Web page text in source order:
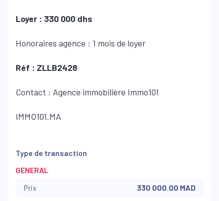
Loyer : 330 000 dhs
Honoraires agence : 1 mois de loyer
Réf : ZLLB2428
Contact : Agence immobilière Immo101
IMMO101.MA
Type de transaction
GENERAL
Prix
330 000.00 MAD